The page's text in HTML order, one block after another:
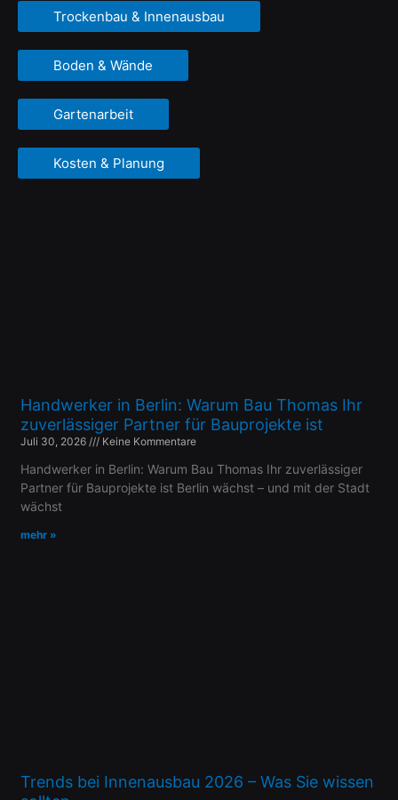
Trockenbau & Innenausbau
Boden & Wände
Gartenarbeit
Kosten & Planung
Handwerker in Berlin: Warum Bau Thomas Ihr
zuverlässiger Partner für Bauprojekte ist
Juli 30, 2026 Keine Kommentare
Handwerker in Berlin: Warum Bau Thomas Ihr zuverlässiger
Partner für Bauprojekte ist Berlin wächst – und mit der Stadt
wächst
mehr »
Trends bei Innenausbau 2026 – Was Sie wissen